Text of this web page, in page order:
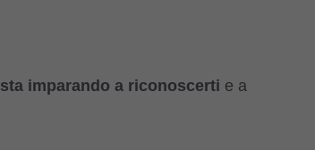
sta imparando a riconoscerti e a